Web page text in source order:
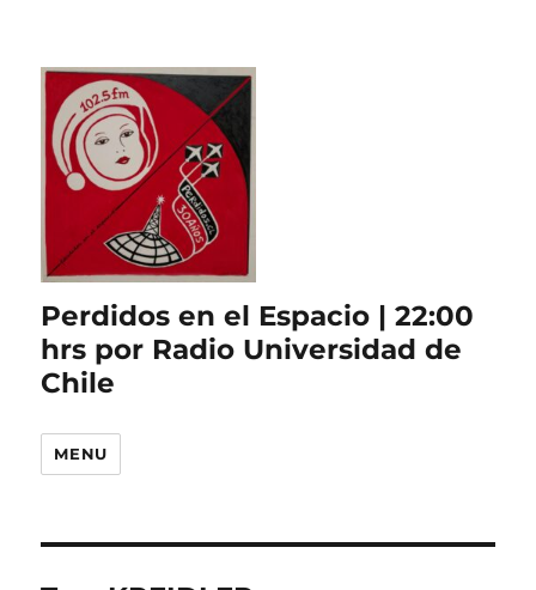
Perdidos en el Espacio | 22:00
hrs por Radio Universidad de
Chile
MENU